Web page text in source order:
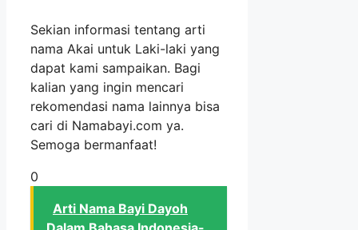
Sekian informasi tentang arti
nama Akai untuk Laki-laki yang
dapat kami sampaikan. Bagi
kalian yang ingin mencari
rekomendasi nama lainnya bisa
cari di Namabayi.com ya.
Semoga bermanfaat!
0
Arti Nama Bayi Dayoh